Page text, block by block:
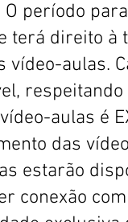
período
terá direito à
vídeo-aulas.
aulas é
das
estarão
conexão